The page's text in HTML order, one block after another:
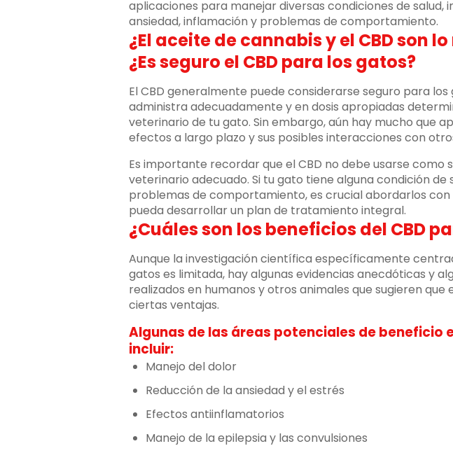
aplicaciones para manejar diversas condiciones de salud,
ansiedad, inflamación y problemas de comportamiento.
¿El aceite de cannabis y el CBD son
¿Es seguro el CBD para los gatos?
El CBD generalmente puede considerarse seguro para los
administra adecuadamente y en dosis apropiadas
veterinario de tu gato. Sin embargo, aún hay mucho que
efectos a largo plazo y sus posibles interacciones con
Es importante recordar que el CBD no debe usarse como
veterinario adecuado. Si tu gato tiene alguna condición de
problemas de comportamiento, es crucial abordarlos con
pueda desarrollar un plan de tratamiento integral.
¿Cuáles son los beneficios del CBD
Aunque la investigación científica específicamente
gatos es limitada, hay algunas evidencias anecdóticas y
realizados en humanos y otros animales que sugieren que
ciertas ventajas.
Algunas de las áreas potenciales de beneficio
incluir:
Manejo del dolor
Reducción de la ansiedad y el estrés
Efectos antiinflamatorios
Manejo de la epilepsia y las convulsiones